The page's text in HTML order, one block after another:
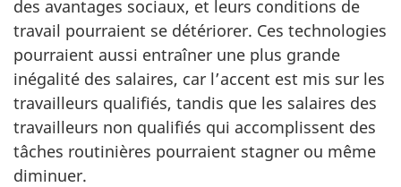
des avantages sociaux, et leurs conditions de
travail pourraient se détériorer. Ces technologies
pourraient aussi entraîner une plus grande
inégalité des salaires, car l’accent est mis sur les
travailleurs qualifiés, tandis que les salaires des
travailleurs non qualifiés qui accomplissent des
tâches routinières pourraient stagner ou même
diminuer.